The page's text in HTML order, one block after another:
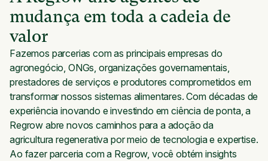
mudança em toda a cadeia de
valor
Fazemos parcerias com as principais empresas do
agronegócio, ONGs, organizações governamentais,
prestadores de serviços e produtores comprometidos em
transformar nossos sistemas alimentares. Com décadas de
experiência inovando e investindo em ciência de ponta, a
Regrow abre novos caminhos para a adoção da
agricultura regenerativa por meio de tecnologia e expertise.
Ao fazer parceria com a Regrow, você obtém insights